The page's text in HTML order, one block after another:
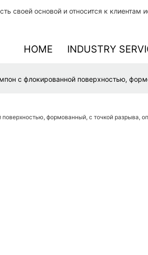
своей основой и относится к клиентам
HOME INDUSTRY
с флокированной поверхностью,